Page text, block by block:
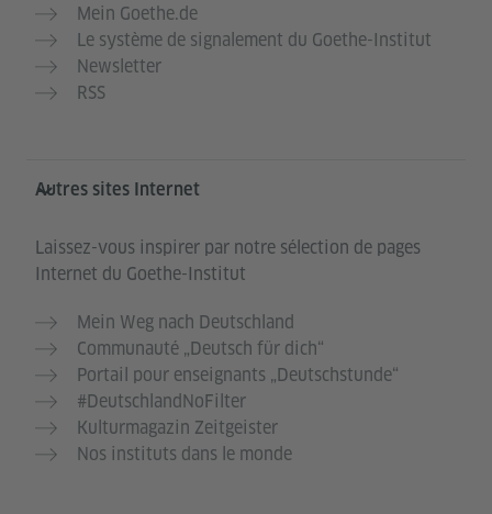
Mein Goethe.de
Le système de signalement du Goethe-Institut
Newsletter
RSS
Autres sites Internet
Laissez-vous inspirer par notre sélection de pages
Internet du Goethe-Institut
Mein Weg nach Deutschland
Communauté „Deutsch für dich“
Portail pour enseignants „Deutschstunde“
#DeutschlandNoFilter
Kulturmagazin Zeitgeister
Nos instituts dans le monde